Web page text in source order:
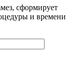
сформирует
и времени